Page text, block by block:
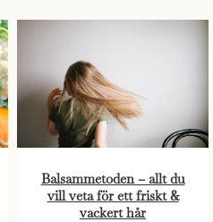
Balsammetoden – allt du
vill veta för ett friskt &
vackert hår